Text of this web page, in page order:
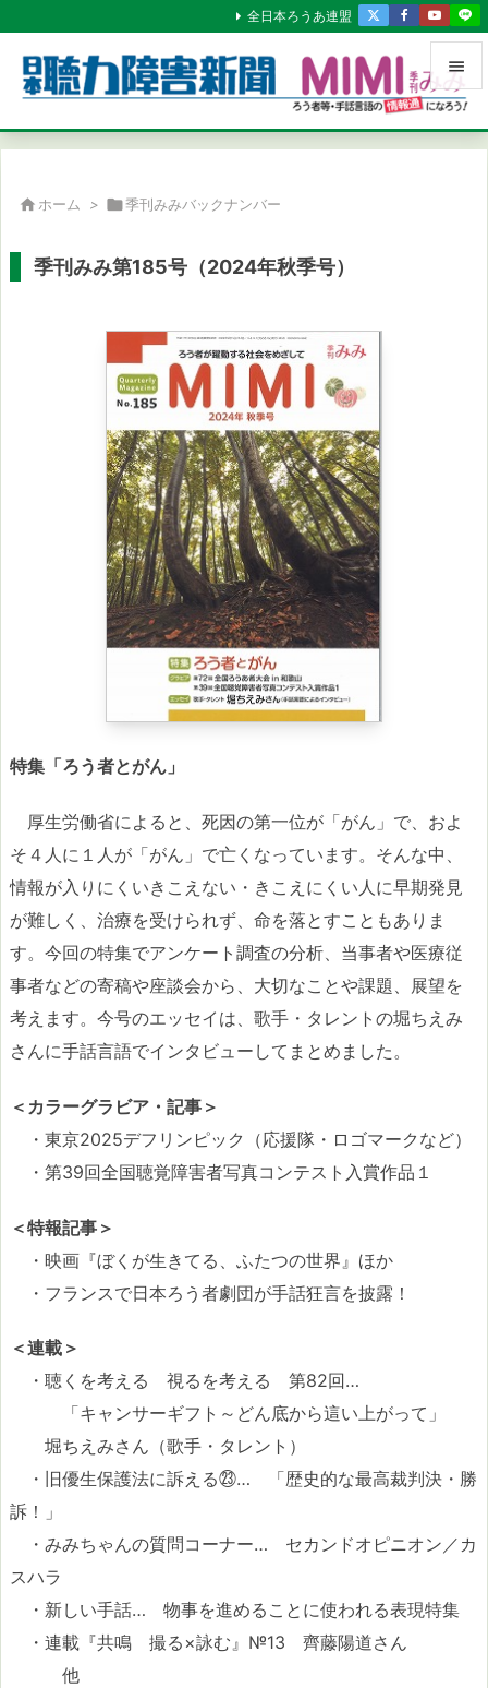


メニュ
全日本ろうあ連盟
 ホーム > 季刊みみバックナンバー
季刊みみ第185号（2024年秋季号）
特集「ろう者とがん」
厚生労働省によると、死因の第一位が「がん」で、およ
そ４人に１人が「がん」で亡くなっています。そんな中、
情報が入りにくいきこえない・きこえにくい人に早期発見
が難しく、治療を受けられず、命を落とすこともありま
す。今回の特集でアンケート調査の分析、当事者や医療従
事者などの寄稿や座談会から、大切なことや課題、展望を
考えます。今号のエッセイは、歌手・タレントの堀ちえみ
さんに手話言語でインタビューしてまとめました。
＜カラーグラビア・記事＞
・東京2025デフリンピック（応援隊・ロゴマークなど）
・第39回全国聴覚障害者写真コンテスト入賞作品１
＜特報記事＞
・映画『ぼくが生きてる、ふたつの世界』ほか
・フランスで日本ろう者劇団が手話狂言を披露！
＜連載＞
・聴くを考える 視るを考える 第82回…
「キャンサーギフト～どん底から這い上がって」
堀ちえみさん（歌手・タレント）
・旧優生保護法に訴える㉓… 「歴史的な最高裁判決・勝
訴！」
・みみちゃんの質問コーナー… セカンドオピニオン／カ
スハラ
・新しい手話… 物事を進めることに使われる表現特集
・連載『共鳴 撮る×詠む』№13 齊藤陽道さん
他